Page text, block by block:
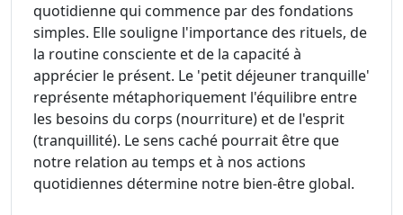
quotidienne qui commence par des fondations
simples. Elle souligne l'importance des rituels, de
la routine consciente et de la capacité à
apprécier le présent. Le 'petit déjeuner tranquille'
représente métaphoriquement l'équilibre entre
les besoins du corps (nourriture) et de l'esprit
(tranquillité). Le sens caché pourrait être que
notre relation au temps et à nos actions
quotidiennes détermine notre bien-être global.